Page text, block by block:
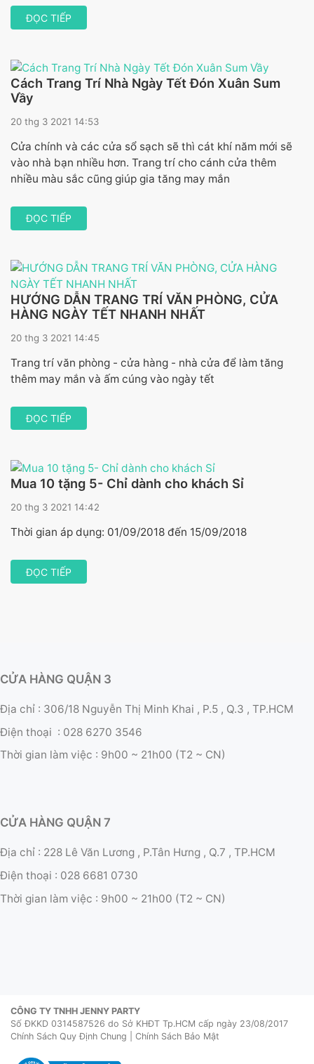
ĐỌC TIẾP
Cách Trang Trí Nhà Ngày Tết Đón Xuân Sum
Vầy
20 thg 3 2021 14:53
Cửa chính và các cửa sổ sạch sẽ thì cát khí năm mới sẽ
vào nhà bạn nhiều hơn. Trang trí cho cánh cửa thêm
nhiều màu sắc cũng giúp gia tăng may mắn
ĐỌC TIẾP
HƯỚNG DẪN TRANG TRÍ VĂN PHÒNG, CỬA
HÀNG NGÀY TẾT NHANH NHẤT
20 thg 3 2021 14:45
Trang trí văn phòng - cửa hàng - nhà cửa để làm tăng
thêm may mắn và ấm cúng vào ngày tết
ĐỌC TIẾP
Mua 10 tặng 5- Chỉ dành cho khách Sỉ
20 thg 3 2021 14:42
Thời gian áp dụng: 01/09/2018 đến 15/09/2018
ĐỌC TIẾP
CỬA HÀNG QUẬN 3
Địa chỉ : 306/18 Nguyễn Thị Minh Khai , P.5 , Q.3 , TP.HCM
Điện thoại : 028 6270 3546
Thời gian làm việc : 9h00 ~ 21h00 (T2 ~ CN)
CỬA HÀNG QUẬN 7
Địa chỉ : 228 Lê Văn Lương , P.Tân Hưng , Q.7 , TP.HCM
Điện thoại : 028 6681 0730
Thời gian làm việc : 9h00 ~ 21h00 (T2 ~ CN)
CÔNG TY TNHH JENNY PARTY
Số ĐKKD 0314587526 do Sở KHĐT Tp.HCM cấp ngày 23/08/2017
Chính Sách Quy Định Chung
Chính Sách Bảo Mật